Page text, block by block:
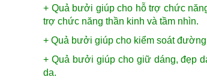
+ Quả bưởi giúp cho hỗ trợ chức
trợ chức năng thần kinh và tầm nhìn.
+ Quả bưởi giúp cho kiểm soát
+ Quả bưởi giúp cho giữ dáng, đẹp
da.